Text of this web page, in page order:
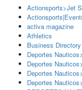
Actionsports>Jet
activa magazine
Athletics
Business Directory
Deportes
Deportes
Deportes
Deportes